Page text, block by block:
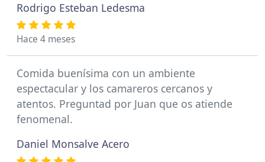
Rodrigo Esteban Ledesma
Hace 4 meses
Comida buenísima con un ambiente
espectacular y los camareros cercanos y
atentos. Preguntad por Juan que os atiende
fenomenal.
Daniel Monsalve Acero